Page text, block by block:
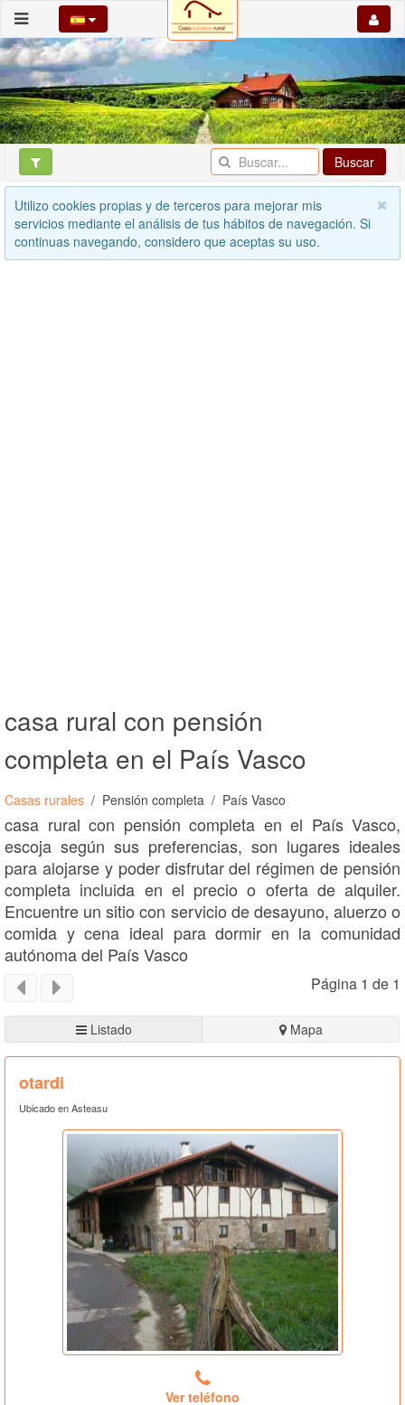
Buscar
Utilizo cookies propias y de terceros para mejorar mis
servicios mediante el análisis de tus hábitos de navegación. Si
continuas navegando, considero que aceptas su uso.
casa rural con pensión
completa en el País Vasco
Casas rurales Pensión completa País Vasco
casa rural con pensión completa en el País Vasco,
escoja según sus preferencias, son lugares ideales
para alojarse y poder disfrutar del régimen de pensión
completa incluida en el precio o oferta de alquiler.
Encuentre un sitio con servicio de desayuno, aluerzo o
comida y cena ideal para dormir en la comunidad
autónoma del País Vasco
Página 1 de 1
Listado Mapa
otardi
Ubicado en Asteasu
Ver teléfono